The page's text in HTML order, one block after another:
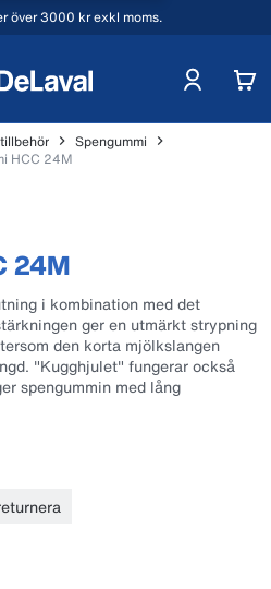
över 3000 kr exkl moms.
Spengummi
HCC 24M
24M
i kombination med det
ger en utmärkt strypning
den korta mjölkslangen
"Kugghjulet" fungerar också
spengummin med lång